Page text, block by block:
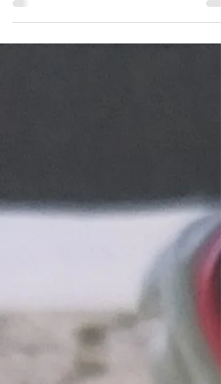
1. September festgelegt. Von nun an war ich
frei, was...